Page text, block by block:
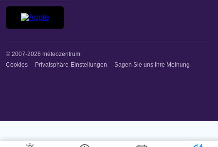
© 2007-2026 meteozentrum
Cookies
Privatsphäre-Einstellungen Sagen Sie uns Ihre Meinung